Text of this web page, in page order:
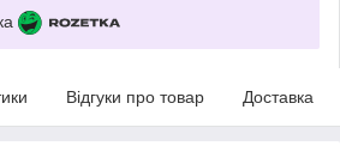
Відгуки про товар Доставка